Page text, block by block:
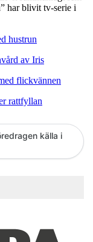
har blivit tv-serie i
hustrun
av Iris
flickvännen
rattfyllan
källa i